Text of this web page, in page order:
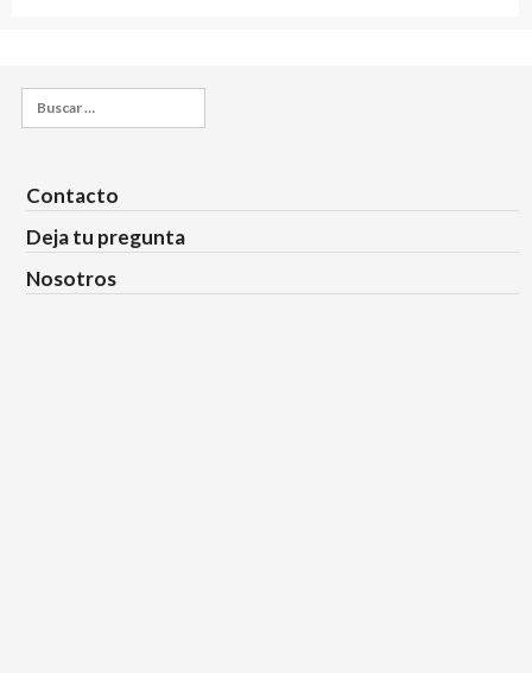
Buscar:
Contacto
Deja tu pregunta
Nosotros